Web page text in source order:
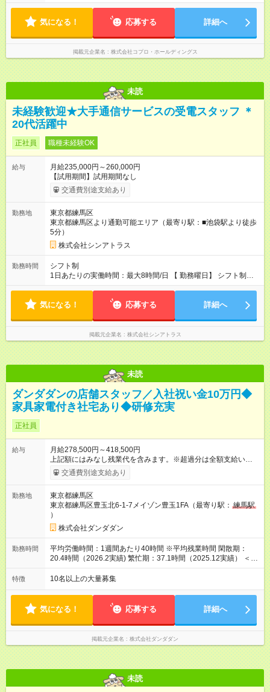
気になる！ 応募する 詳細へ
掲載元企業名 株式会社コプロ・ホールディングス
未読
未経験歓迎★大手通信サービスの受電スタッフ ＊
20代活躍中
正社員 職種未経験OK
給与
月給235,000円～260,000円
【試用期間】試用期間なし
交通費別途支給あり
勤務地
東京都練馬区
東京都練馬区より通勤可能エリア（最寄り駅：■池袋駅より徒歩
5分）
株式会社シンアトラス
勤務時間
シフト制
1日あたりの実働時間：最大8時間/日 【 勤務曜日】 シフト制
土日祝含む週５日勤務 ※希望休取得可能です 【 勤務時間 】
ん（残業代支給）
気になる！ 応募する 詳細へ
掲載元企業名 株式会社シンアトラス
未読
ダンダダンの店舗スタッフ／入社祝い金10万円◆
家具家電付き社宅あり◆研修充実
正社員
給与
月給278,500円～418,500円
上記額にはみなし残業代を含みます。※超過分は全額支給いたし
ます。 みなし残業代 65,000円／月 みなし残業時間 42時間／月
※経験と年齢を考慮して決定 （「店舗責任者」の経験ももちろ
700万以上も可！ 最低月収：32.8万 平均月収：36.6万 ★マネー
ジャー：年収850万以上も可！ （最短入社後1年半でキャリアア
ップの実績あり） 最低月収：42.8万 ・給与例 380万円／1年目
514万円／5年目※課長 【試用期間】試用期間あり 試用期間の長
さ：3ヶ月 雇用形態、給与は本採用時と同じです。
交通費別途支給あり
勤務地
東京都練馬区
東京都練馬区豊玉北6-1-7メイゾン豊玉1FA（最寄り駅： 練馬駅
）
株式会社ダンダダン
勤務時間
平均労働時間：1週間あたり40時間 ※平均残業時間 閑散期：
20.4時間（2026.2実績) 繁忙期：37.1時間（2025.12実績） ＜シ
フト例＞ 10～16時 18時半～24時 10～22時（休憩1時間／ロン
グシフトは休憩1.5～2時間） ※店舗によりますが、ほとんどの
労働時間：1週間あたり40時間 ※平均残業時間 閑散期：20.4時
間（2026.2実績) 繁忙期：37.1時間（2025.12実績） ＜シフト例
＞ 10～16時 18時半～24時 10～22時（休憩1時間／ロングシフ
トは休憩1.5～2時間） ※店舗によりますが、ほとんどのお店が
24時までに閉店。 ※1日6時間前後の時短勤務も可！
特徴 10名以上の大量募集
気になる！ 応募する 詳細へ
掲載元企業名 株式会社ダンダダン
未読